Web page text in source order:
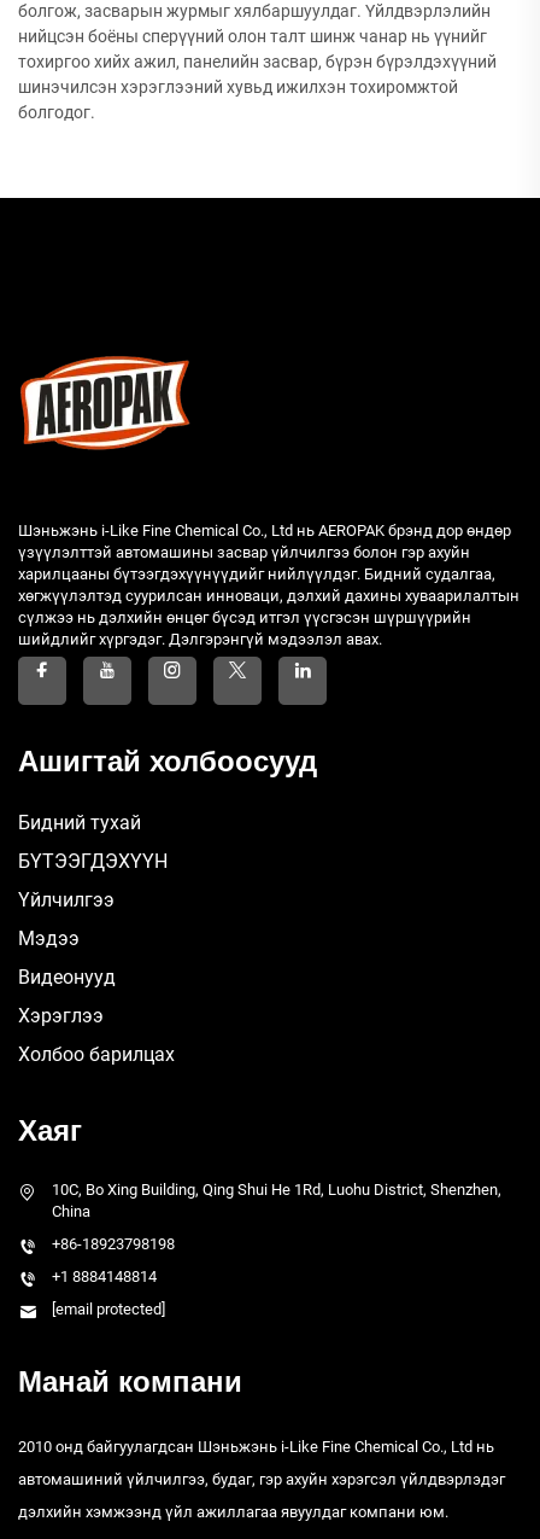
болгож, засварын журмыг хялбаршуулдаг. Үйлдвэрлэлийн
нийцсэн боёны сперүүний олон талт шинж чанар нь үүнийг
тохиргоо хийх ажил, панелийн засвар, бүрэн бүрэлдэхүүний
шинэчилсэн хэрэглээний хувьд ижилхэн тохиромжтой
болгодог.
Шэньжэнь i-Like Fine Chemical Co., Ltd нь AEROPAK брэнд дор өндөр
үзүүлэлттэй автомашины засвар үйлчилгээ болон гэр ахуйн
харилцааны бүтээгдэхүүнүүдийг нийлүүлдэг. Бидний судалгаа,
хөгжүүлэлтэд суурилсан инноваци, дэлхий дахины хуваарилалтын
сүлжээ нь дэлхийн өнцөг бүсэд итгэл үүсгэсэн шүршүүрийн
шийдлийг хүргэдэг. Дэлгэрэнгүй мэдээлэл авах.
Ашигтай холбоосууд
Бидний тухай
БҮТЭЭГДЭХҮҮН
Үйлчилгээ
Мэдээ
Видеонууд
Хэрэглээ
Холбоо барилцах
Хаяг
10C, Bo Xing Building, Qing Shui He 1Rd, Luohu District, Shenzhen,
China
+86-18923798198
+1 8884148814
[email protected]
Манай компани
2010 онд байгуулагдсан Шэньжэнь i-Like Fine Chemical Co., Ltd нь
автомашиний үйлчилгээ, будаг, гэр ахуйн хэрэгсэл үйлдвэрлэдэг
дэлхийн хэмжээнд үйл ажиллагаа явуулдаг компани юм.